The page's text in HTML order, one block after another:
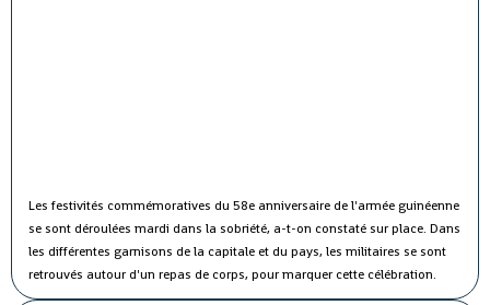
Les festivités commémoratives du 58e anniversaire de l'armée guinéenne
se sont déroulées mardi dans la sobriété, a-t-on constaté sur place. Dans
les différentes garnisons de la capitale et du pays, les militaires se sont
retrouvés autour d'un repas de corps, pour marquer cette célébration.